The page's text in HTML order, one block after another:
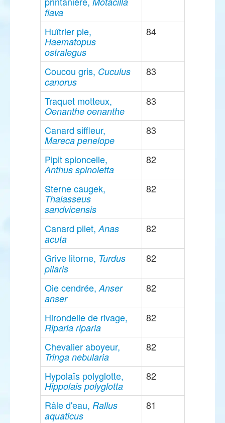
flava
Huîtrier pie,
Haematopus
ostralegus
84
Coucou gris, Cuculus
canorus
83
Traquet motteux,
Oenanthe oenanthe
83
Canard siffleur,
Mareca penelope
83
Pipit spioncelle,
Anthus spinoletta
82
Sterne caugek,
Thalasseus
sandvicensis
82
Canard pilet,Anas
acuta
82
Grive litorne, Turdus
pilaris
82
Oie cendrée,Anser
anser
82
Hirondelle de rivage,
Riparia riparia
82
Chevalier aboyeur,
Tringa nebularia
82
Hypolaïs polyglotte,
Hippolais polyglotta
82
Râle d'eau, Rallus
aquaticus
81